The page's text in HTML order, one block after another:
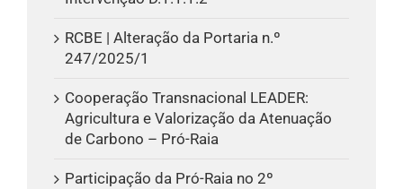
RCBE | Alteração da Portaria n.º
247/2025/1
Cooperação Transnacional LEADER:
Agricultura e Valorização da Atenuação
de Carbono – Pró-Raia
Participação da Pró-Raia no 2º